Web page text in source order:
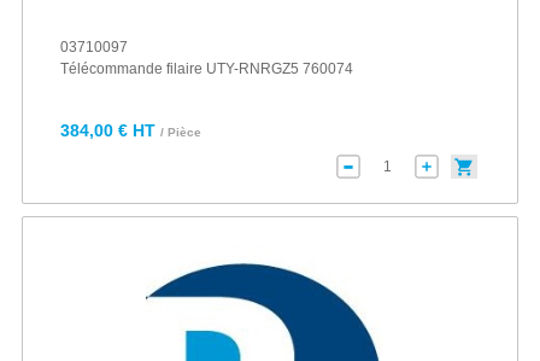
03710097
Télécommande filaire UTY-RNRGZ5 760074
384,00 € HT / Pièce